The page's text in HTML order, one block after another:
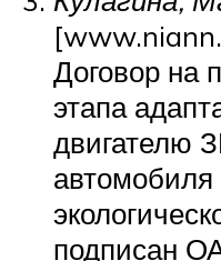
Договор на
этапа
двигателю
подписан